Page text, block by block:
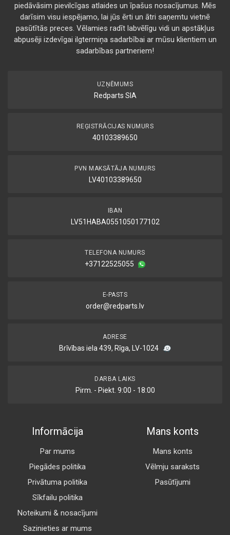
piedāvāsim pievilcīgas atlaides un īpašus nosacījumus. Mēs
darīsim visu iespējamo, lai jūs ērti un ātri saņemtu vietnē
pasūtītās preces. Vēlamies radīt labvēlīgu vidi un apstākļus
abpusēji izdevīgai ilgtermiņa sadarbībai ar mūsu klientiem un
sadarbības partneriem!
UZŅĒMUMS
Redparts SIA
REĢISTRĀCIJAS NUMURS
40103389650
PVN MAKSĀTĀJA NUMURS
LV40103389650
IBAN
LV51HABA0551050177102
TELEFONA NUMURS
+37122525055
E-PASTS
order@redparts.lv
ADRESE
Brīvības iela 439, Rīga, LV-1024
DARBA LAIKS
Pirm. - Piekt. 9:00 - 18:00
Informācija
Par mums
Piegādes politika
Privātuma politika
Sīkfailu politika
Noteikumi & nosacījumi
Sazinieties ar mums
Mans konts
Mans konts
Vēlmju saraksts
Pasūtījumi